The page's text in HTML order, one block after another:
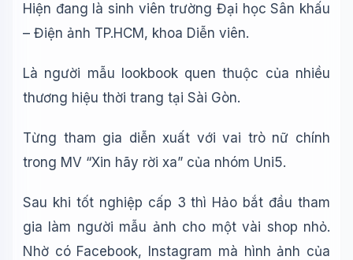
Hiện đang là sinh viên trường Đại học Sân khấu
– Điện ảnh TP.HCM, khoa Diễn viên.
Là người mẫu lookbook quen thuộc của nhiều
thương hiệu thời trang tại Sài Gòn.
Từng tham gia diễn xuất với vai trò nữ chính
trong MV “Xin hãy rời xa” của nhóm Uni5.
Sau khi tốt nghiệp cấp 3 thì Hảo bắt đầu tham
gia làm người mẫu ảnh cho một vài shop nhỏ.
Nhờ có Facebook, Instagram mà hình ảnh của
🤖 Wiki Trợ Lý
🎓